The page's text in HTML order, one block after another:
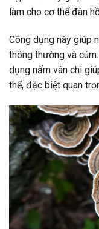
làm cho cơ thể đàn
Công dụng này giúp
thông thường và
dụng nấm vân chi
thể, đặc biệt quan